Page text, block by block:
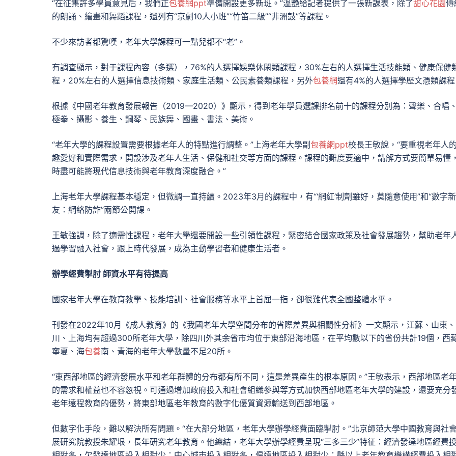
“在征集許多學員意見后，我們正包養網ppt準備開設更多新班。”溫艷給記者提供了一張新課表，除了甜心花園傳
的朗誦、繪畫和舞蹈課程，還列有“京劇10人小班”“竹笛二級”“非洲鼓”等課程。
不少來訪者都驚嘆，老年大學課程可一點兒都不“老”。
有調查顯示，對于課程內容（多選），76%的人選擇娛樂休閑類課程，30%左右的人選擇生活技能類、健康保健
程，20%左右的人選擇信息技術類、家庭生活類、公民素養類課程，另外包養網還有4%的人選擇學歷文憑類課程
根據《中國老年教育發展報告（2019—2020）》顯示，得到老年學員選課排名前十的課程分別為：聲樂、合唱
極拳、攝影、養生、鋼琴、民族舞、國畫、書法、美術。
“老年大學的課程設置需要根據老年人的特點進行調整。”上海老年大學副 包養網ppt校長王敏說，“要重視老年人
趣愛好和實際需求，開設涉及老年人生活、保健和社交等方面的課程。課程的難度要適中，講解方式要簡單易懂
時盡可能將現代信息技術與老年教育深度融合。”
上海老年大學課程基本穩定，但微調一直持續。2023年3月的課程中，有“‘網紅’制劑雖好，莫隨意使用”和“數字
友：網絡防詐”兩節公開課。
王敏強調，除了適需性課程，老年大學還要開設一些引領性課程，緊密結合國家政策及社會發展趨勢，幫助老年
過學習融入社會，跟上時代發展，成為主動學習者和健康生活者。
辦學經費掣肘 師資水平有待提高
國家老年大學在教育教學、技能培訓、社會服務等水平上首屈一指，卻很難代表全國整體水平。
刊發在2022年10月《成人教育》的《我國老年大學空間分布的省際差異與相關性分析》一文顯示，江蘇、山東
川、上海均有超過300所老年大學，除四川外其余省市均位于東部沿海地區，在平均數以下的省份共計19個，西
寧夏、海包養南、青海的老年大學數量不足20所。
“東西部地區的經濟發展水平和老年群體的分布都有所不同，這是差異產生的根本原因。”王敏表示，西部地區老
的需求和權益也不容忽視。可通過增加政府投入和社會組織參與等方式加快西部地區老年大學的建設，還要充分
老年遠程教育的優勢，將東部地區老年教育的數字化優質資源輸送到西部地區。
但數字化手段，難以解決所有問題。“在大部分地區，老年大學辦學經費面臨掣肘。”北京師范大學中國教育與社
展研究院教授朱耀垠，長年研究老年教育。他總結，老年大學辦學經費呈現“三多三少”特征：經濟發達地區經費